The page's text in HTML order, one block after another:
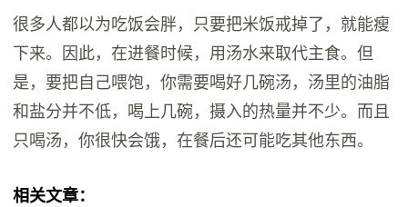
很多人都以为吃饭会胖，只要把米饭戒掉了，就能瘦
下来。因此，在进餐时候，用汤水来取代主食。但
是，要把自己喂饱，你需要喝好几碗汤，汤里的油脂
和盐分并不低，喝上几碗，摄入的热量并不少。而且
只喝汤，你很快会饿，在餐后还可能吃其他东西。
相关文章：